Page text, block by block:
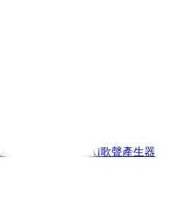
AI歌曲翻唱產生器
AI歌聲產生器